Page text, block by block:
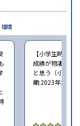
【小学生時の通
成績が物凄く悪
と思う（小学6
期:2023年3月）
環境